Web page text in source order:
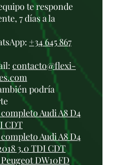
te responde
7 días a la
+34 645 867
contacto@flexi-
podría
Audi A8 D4
CDT
Audi A8 D4
3.0 TDI CDT
DW10FD